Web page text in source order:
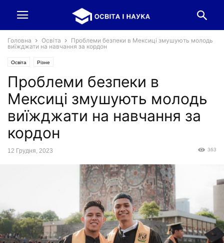
Головна Освіта
Проблеми безпеки в Мексиці змушують молодь
виїжджати на навчання за кордон
Освіта Різне
Проблеми безпеки в
Мексиці змушують молодь
виїжджати на навчання за
кордон
12 Грудня, 2023 363